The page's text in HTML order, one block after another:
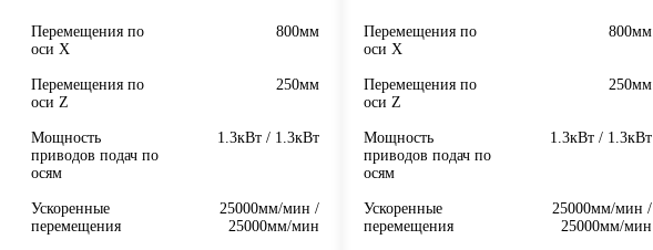
Перемещения по
оси X
800мм
Перемещения по
оси Z
250мм
Мощность
приводов подач по
осям
1.3кВт / 1.3кВт
Ускоренные
перемещения
25000мм/мин /
25000мм/мин
Перемещения по
оси X
800мм
Перемещения по
оси Z
250мм
Мощность
приводов подач по
осям
1.3кВт / 1.3кВт
Ускоренные
перемещения
25000мм/мин /
25000мм/мин